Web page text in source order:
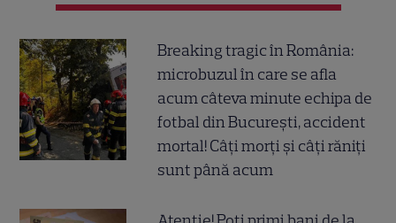
Breaking tragic în România:
microbuzul în care se afla
acum câteva minute echipa de
fotbal din București, accident
mortal! Câți morți și câți răniți
sunt până acum